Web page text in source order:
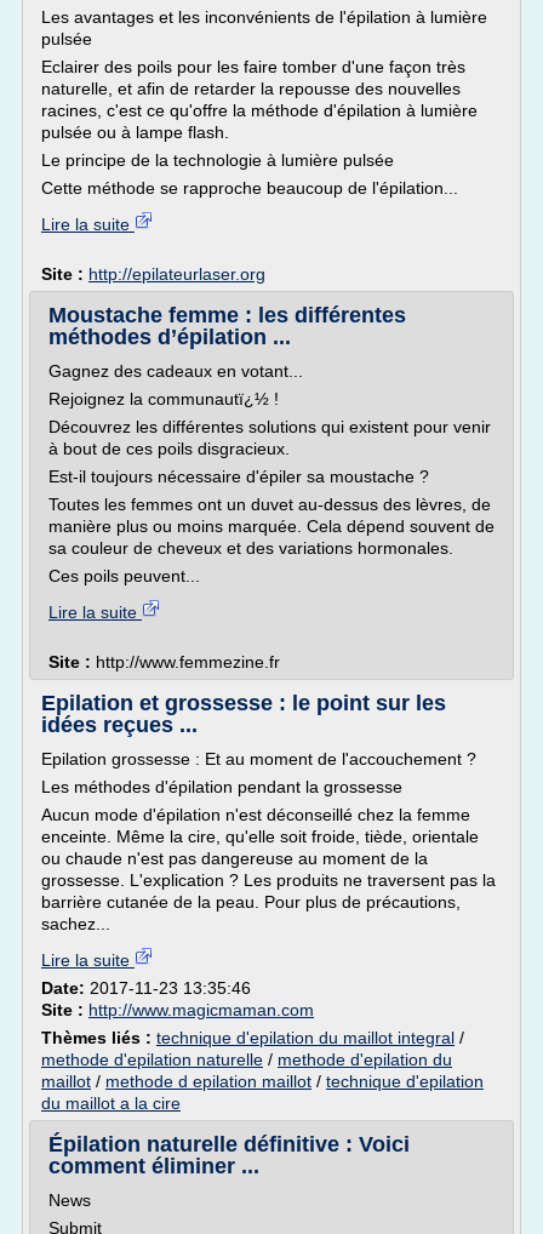
Les avantages et les inconvénients de l'épilation à lumière
pulsée
Eclairer des poils pour les faire tomber d'une façon très
naturelle, et afin de retarder la repousse des nouvelles
racines, c'est ce qu'offre la méthode d'épilation à lumière
pulsée ou à lampe flash.
Le principe de la technologie à lumière pulsée
Cette méthode se rapproche beaucoup de l'épilation...
Lire la suite
Site : http://epilateurlaser.org
Moustache femme : les différentes
méthodes d’épilation ...
Gagnez des cadeaux en votant...
Rejoignez la communautï¿½ !
Découvrez les différentes solutions qui existent pour venir
à bout de ces poils disgracieux.
Est-il toujours nécessaire d'épiler sa moustache ?
Toutes les femmes ont un duvet au-dessus des lèvres, de
manière plus ou moins marquée. Cela dépend souvent de
sa couleur de cheveux et des variations hormonales.
Ces poils peuvent...
Lire la suite
Site : http://www.femmezine.fr
Epilation et grossesse : le point sur les
idées reçues ...
Epilation grossesse : Et au moment de l'accouchement ?
Les méthodes d'épilation pendant la grossesse
Aucun mode d'épilation n'est déconseillé chez la femme
enceinte. Même la cire, qu'elle soit froide, tiède, orientale
ou chaude n'est pas dangereuse au moment de la
grossesse. L'explication ? Les produits ne traversent pas la
barrière cutanée de la peau. Pour plus de précautions,
sachez...
Lire la suite
Date: 2017-11-23 13:35:46
Site : http://www.magicmaman.com
Thèmes liés : technique d'epilation du maillot integral /
methode d'epilation naturelle / methode d'epilation du
maillot / methode d epilation maillot / technique d'epilation
du maillot a la cire
Épilation naturelle définitive : Voici
comment éliminer ...
News
Submit